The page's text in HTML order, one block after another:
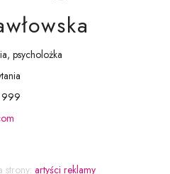
psycholożka
999
strony: artyści reklamy